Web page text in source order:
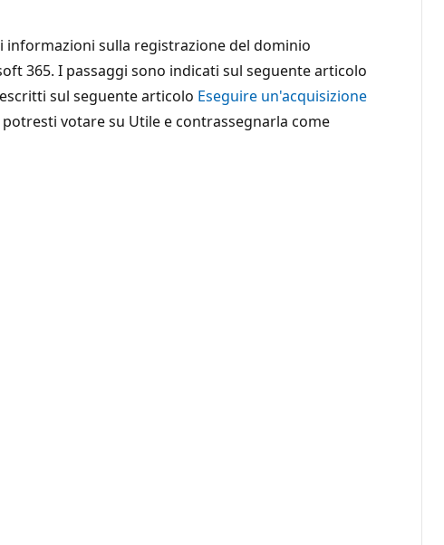
sulla registrazione del dominio
365. I passaggi sono indicati sul seguente articolo
sul seguente articolo Eseguire un'acquisizione
potresti votare su Utile e contrassegnarla come